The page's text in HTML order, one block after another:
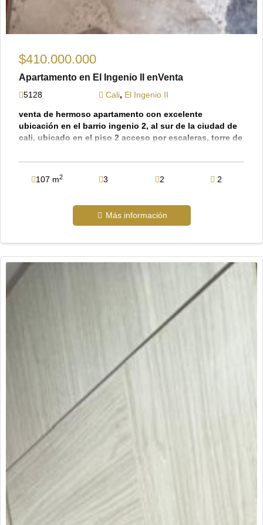
$410.000.000
Apartamento en El Ingenio II enVenta
5128 Cali, El Ingenio II
venta de hermoso apartamento con excelente
ubicación en el barrio ingenio 2, al sur de la ciudad de
cali, ubicado en el piso 2 acceso por escaleras, torre de
en los cuales encontramos , sala-comedor, amplia
cocina integral cuenta con gas propano, zona de
oficios, hall de alcobas, 2 habitaciones auxiliares, baño
parqueadero doble lineal cubierto. el edificio no cuenta
seguridad privada. valor administración $470.000. valor
107 m2 3 2 2
Más información